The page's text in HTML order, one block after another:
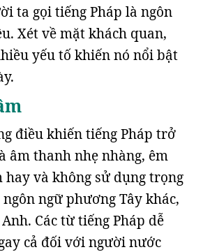
ta gọi tiếng Pháp là ngôn
Xét về mặt khách quan,
yếu tố khiến nó nổi bật
điều khiến tiếng Pháp trở
âm thanh nhẹ nhàng, êm
hay và không sử dụng trọng
ngữ phương Tây khác,
Các từ tiếng Pháp dễ
cả đối với người nước